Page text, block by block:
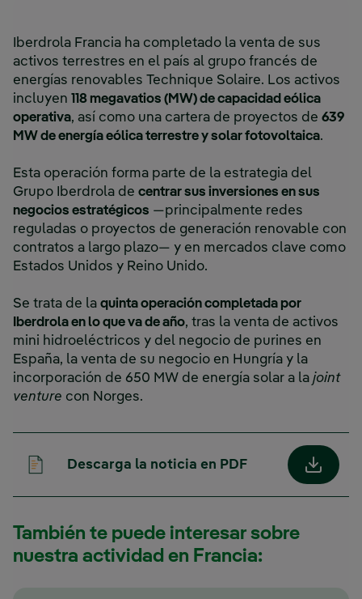
Iberdrola Francia ha completado la venta de sus
activos terrestres en el país al grupo francés de
energías renovables Technique Solaire. Los activos
incluyen 118 megavatios (MW) de capacidad eólica
operativa, así como una cartera de proyectos de 639
MW de energía eólica terrestre y solar fotovoltaica.
Esta operación forma parte de la estrategia del
Grupo Iberdrola de centrar sus inversiones en sus
negocios estratégicos —principalmente redes
reguladas o proyectos de generación renovable con
contratos a largo plazo— y en mercados clave como
Estados Unidos y Reino Unido.
Se trata de la quinta operación completada por
Iberdrola en lo que va de año, tras la venta de activos
mini hidroeléctricos y del negocio de purines en
España, la venta de su negocio en Hungría y la
incorporación de 650 MW de energía solar a la joint
venture con Norges.
Descarga la noticia en PDF Enlace
También te puede interesar sobre
nuestra actividad en Francia: